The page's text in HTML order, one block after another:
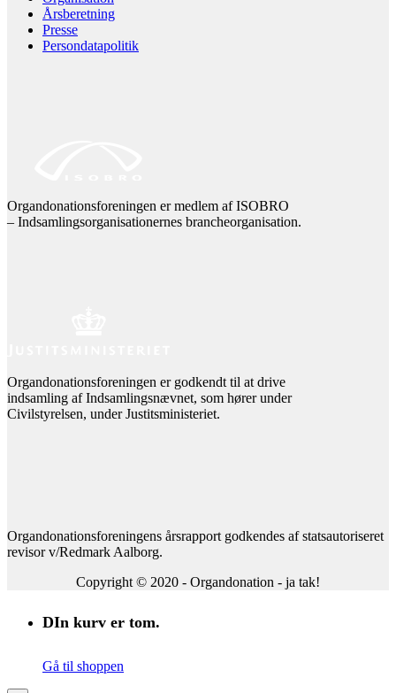
Årsberetning
Presse
Persondatapolitik
Organdonationsforeningen er medlem af ISOBRO
– Indsamlingsorganisationernes brancheorganisation.
Organdonationsforeningen er godkendt til at drive
indsamling af Indsamlingsnævnet, som hører under
Civilstyrelsen, under Justitsministeriet.
Organdonationsforeningens årsrapport godkendes af statsautoriseret
revisor v/Redmark Aalborg.
Copyright © 2020 - Organdonation - ja tak!
DIn kurv er tom.
Gå til shoppen